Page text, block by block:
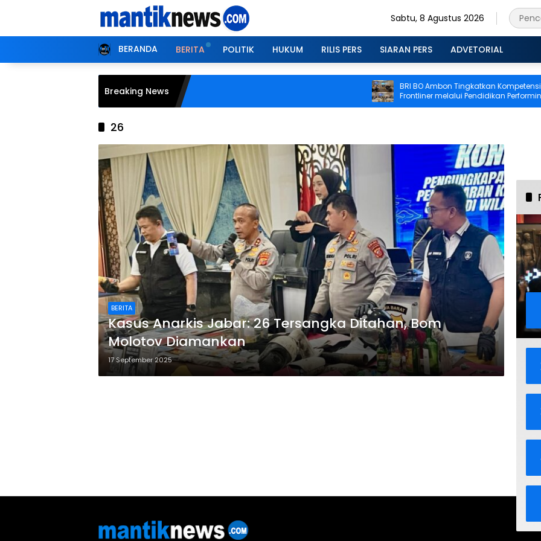
Sabtu, 8 Agustus 2026
BERANDA BERITA POLITIK HUKUM RILIS PERS SIARAN PERS ADVETORIAL
Breaking News
BRI BO Ambon Tingkatkan Kompetensi
Frontliner melalui Pendidikan Performing
CS dan Teller
26
BERITA
Kasus Anarkis Jabar: 26 Tersangka Ditahan, Bom
Molotov Diamankan
17 September 2025